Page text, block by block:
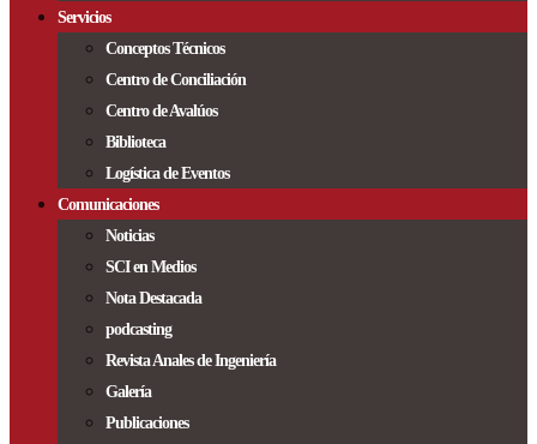
Servicios
Conceptos Técnicos
Centro de Conciliación
Centro de Avalúos
Biblioteca
Logística de Eventos
Comunicaciones
Noticias
SCI en Medios
Nota Destacada
podcasting
Revista Anales de Ingeniería
Galería
Publicaciones